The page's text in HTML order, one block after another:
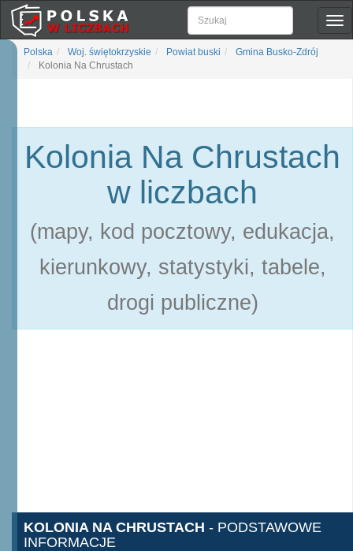
Polska Woj. świętokrzyskie Powiat buski
Gmina Busko-Zdrój
Kolonia Na Chrustach
Kolonia Na Chrustach
w liczbach
(mapy, kod pocztowy, edukacja,
kierunkowy, statystyki, tabele,
drogi publiczne)
KOLONIA NA CHRUSTACH - PODSTAWOWE
INFORMACJE